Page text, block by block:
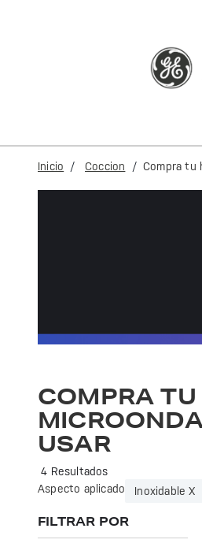
Inicio Coccion Compra tu
COMPRA
USAR
4 Resultados
Aspecto aplicado Inoxidable X
FILTRAR POR